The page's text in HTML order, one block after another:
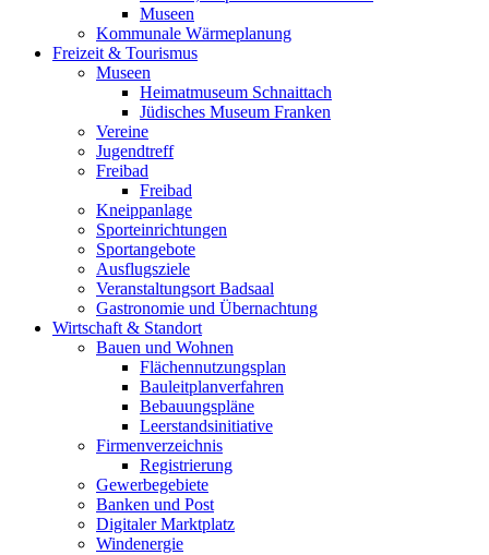
Museen
Kommunale Wärmeplanung
Freizeit & Tourismus
Museen
Heimatmuseum Schnaittach
Jüdisches Museum Franken
Vereine
Jugendtreff
Freibad
Freibad
Kneippanlage
Sporteinrichtungen
Sportangebote
Ausflugsziele
Veranstaltungsort Badsaal
Gastronomie und Übernachtung
Wirtschaft & Standort
Bauen und Wohnen
Flächennutzungsplan
Bauleitplanverfahren
Bebauungspläne
Leerstandsinitiative
Firmenverzeichnis
Registrierung
Gewerbegebiete
Banken und Post
Digitaler Marktplatz
Windenergie